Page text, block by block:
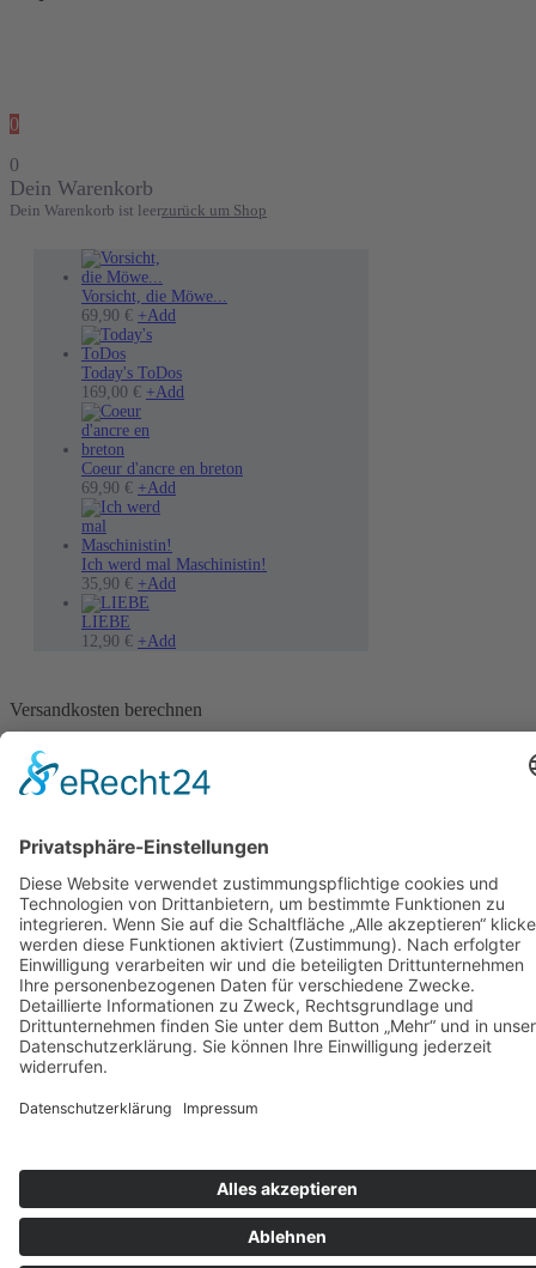
0
0
Dein Warenkorb
Dein Warenkorb ist leerzurück um Shop
Vorsicht, die Möwe...
69,90 € +Add
mehrere
Varianten
können
werden
Today's ToDos
169,00 € +Add
Varianten
auf
Coeur d'ancre en breton
69,90 € +Add
Varianten
gewählt
werden
Ich werd mal Maschinistin!
35,90 € +Add
Optionen
können
der
Produktseite
LIEBE
12,90 € +Add
Versandkosten berechnen